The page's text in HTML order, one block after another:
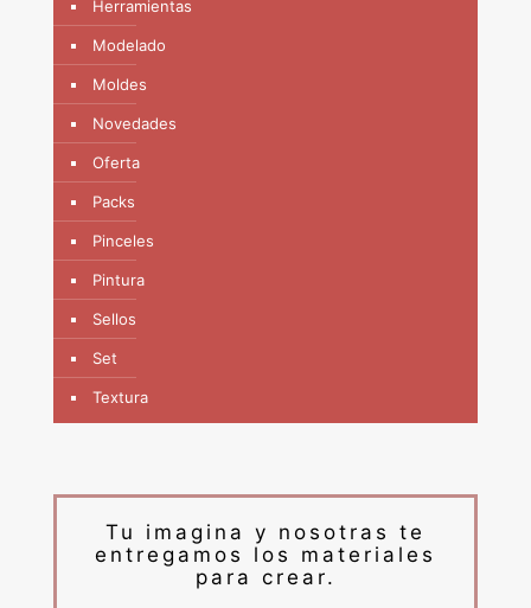
Herramientas
Modelado
Moldes
Novedades
Oferta
Packs
Pinceles
Pintura
Sellos
Set
Textura
Tu imagina y nosotras te
entregamos los materiales
para crear.